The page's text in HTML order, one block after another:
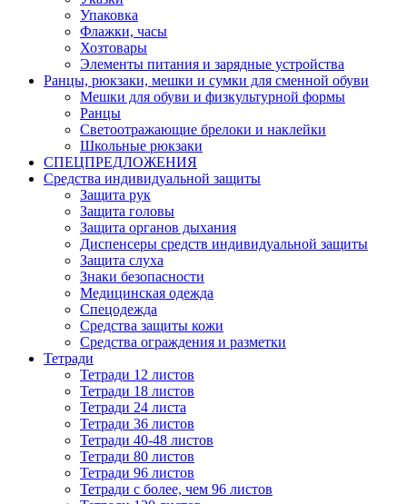
Упаковка
Флажки, часы
Хозтовары
Элементы питания и зарядные устройства
Ранцы, рюкзаки, мешки и сумки для сменной обуви
Мешки для обуви и физкультурной формы
Ранцы
Светоотражающие брелоки и наклейки
Школьные рюкзаки
СПЕЦПРЕДЛОЖЕНИЯ
Средства индивидуальной защиты
Защита рук
Защита головы
Защита органов дыхания
Диспенсеры средств индивидуальной защиты
Защита слуха
Знаки безопасности
Медицинская одежда
Спецодежда
Средства защиты кожи
Средства ограждения и разметки
Тетради
Тетради 12 листов
Тетради 18 листов
Тетради 24 листа
Тетради 36 листов
Тетради 40-48 листов
Тетради 80 листов
Тетради 96 листов
Тетради с более, чем 96 листов